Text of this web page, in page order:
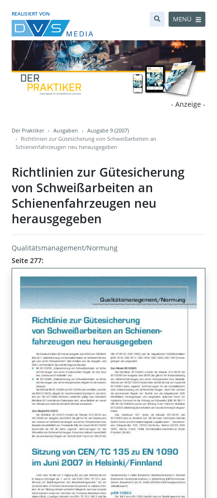
REALISIERT VON
MENÜ
- Anzeige -
Der Praktiker Ausgaben
Ausgabe 9 (2007)
Richtlinien zur Gütesicherung von Schweißarbeiten an
Schienenfahrzeugen neu herausgegeben
Richtlinien zur Gütesicherung
von Schweißarbeiten an
Schienenfahrzeugen neu
herausgegeben
Qualitätsmanagement/Normung
Seite 277: